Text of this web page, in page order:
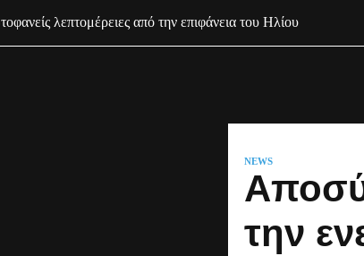
λεπτομέρειες από την επιφάνεια του Ηλίου
NEWS
την